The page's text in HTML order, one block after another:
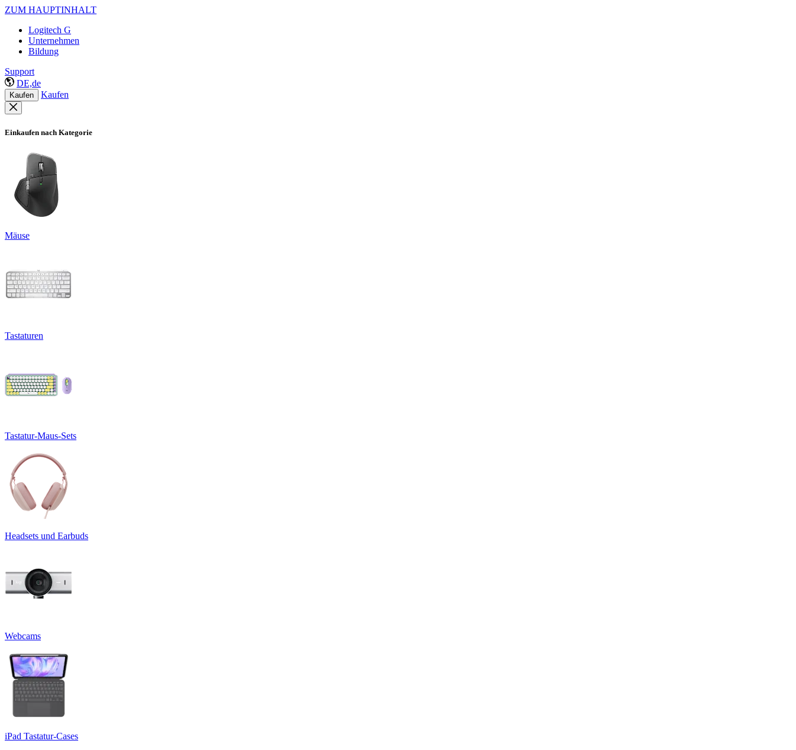
ZUM HAUPTINHALT
Logitech G
Unternehmen
Bildung
Support
DE,de
Kaufen Kaufen
Einkaufen nach Kategorie
Mäuse
Tastaturen
Tastatur-Maus-Sets
Headsets und Earbuds
Webcams
iPad Tastatur-Cases